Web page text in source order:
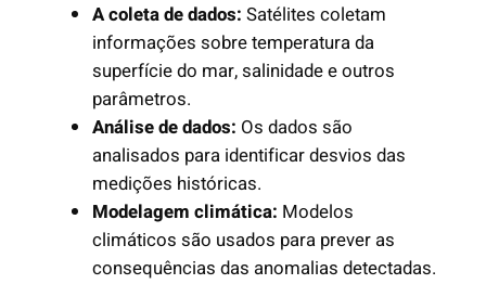
A coleta de dados: Satélites coletam
informações sobre temperatura da
superfície do mar, salinidade e outros
parâmetros.
Análise de dados: Os dados são
analisados para identificar desvios das
medições históricas.
Modelagem climática: Modelos
climáticos são usados para prever as
consequências das anomalias detectadas.